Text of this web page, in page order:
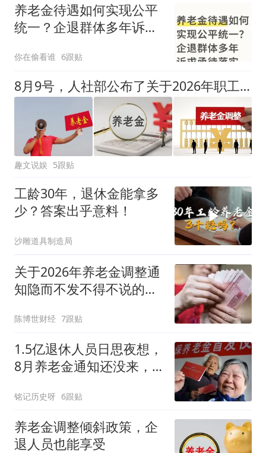
养老金待遇如何实现公平
统一？企退群体多年诉求
你在偷看谁 6跟贴
8月9号，人社部公布了关于2026年职工基本养老金调整通知了吗？
趣文说娱 5跟贴
工龄30年，退休金能拿多
少？答案出乎意料！
沙雕道具制造局
关于2026年养老金调整通
知隐而不发不得不说的几
陈博世财经 7跟贴
1.5亿退休人员日思夜想，
8月养老金通知还没来，
铭记历史呀 6跟贴
养老金调整倾斜政策，企
退人员也能享受